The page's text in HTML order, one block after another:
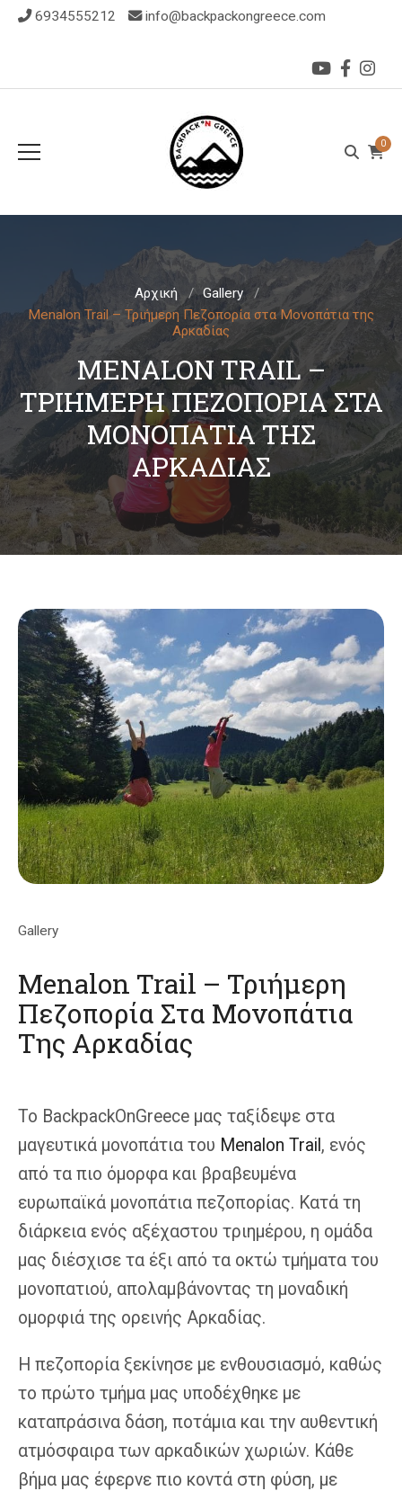
6934555212 info@backpackongreece.com
0
Αρχική
Gallery
Menalon Trail – Τριήμερη Πεζοπορία στα Μονοπάτια της
Αρκαδίας
MENALON TRAIL –
ΤΡΙΉΜΕΡΗ ΠΕΖΟΠΟΡΊΑ ΣΤΑ
ΜΟΝΟΠΆΤΙΑ ΤΗΣ
ΑΡΚΑΔΊΑΣ
Gallery
Menalon Trail – Τριήμερη
Πεζοπορία Στα Μονοπάτια
Της Αρκαδίας
Το BackpackOnGreece μας ταξίδεψε στα
μαγευτικά μονοπάτια του Menalon Trail , ενός
από τα πιο όμορφα και βραβευμένα
ευρωπαϊκά μονοπάτια πεζοπορίας. Κατά τη
διάρκεια ενός αξέχαστου τριημέρου, η ομάδα
μας διέσχισε τα έξι από τα οκτώ τμήματα του
μονοπατιού, απολαμβάνοντας τη μοναδική
ομορφιά της ορεινής Αρκαδίας.
Η πεζοπορία ξεκίνησε με ενθουσιασμό, καθώς
το πρώτο τμήμα μας υποδέχθηκε με
καταπράσινα δάση, ποτάμια και την αυθεντική
ατμόσφαιρα των αρκαδικών χωριών. Κάθε
βήμα μας έφερνε πιο κοντά στη φύση, με